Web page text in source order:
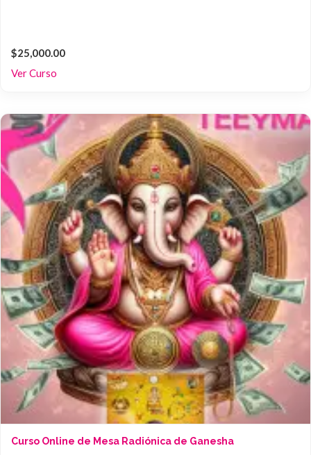
$25,000.00
Ver Curso
Curso Online de Mesa Radiónica de Ganesha